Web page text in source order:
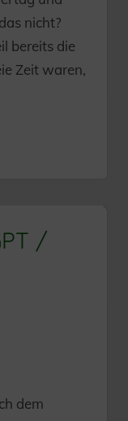
nicht?
bereits die
Zeit waren,
/
dem